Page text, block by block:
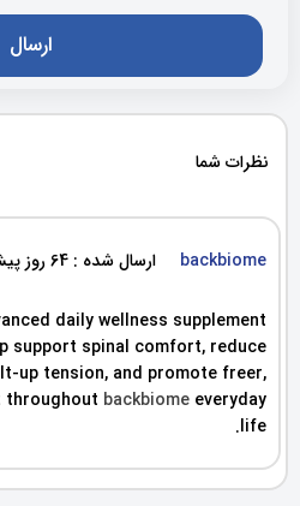
نظرات شما
backbiome ارسال شده : 64 روز پیش
daily wellness supplement
support spinal comfort, reduce
up tension, and promote freer,
throughout backbiome everyday
life.